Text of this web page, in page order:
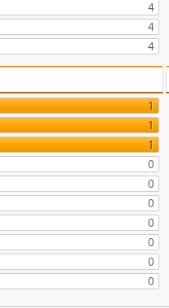
4
4
4
1
1
1
0
0
0
0
0
0
0